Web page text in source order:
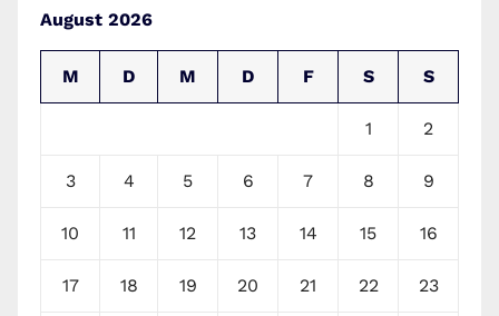
August 2026
M D M D F S S
1 2
3 4 5 6 7 8 9
10 11 12 13 14 15 16
17 18 19 20 21 22 23